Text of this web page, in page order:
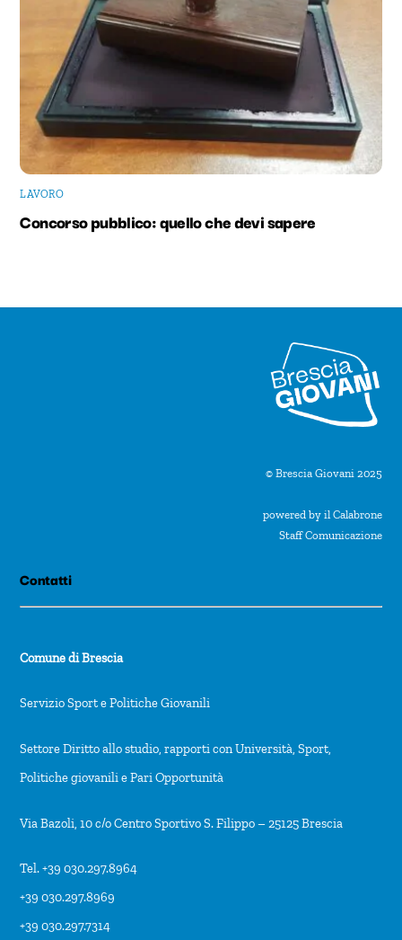
LAVORO
Concorso pubblico: quello che devi sapere
© Brescia Giovani 2025
powered by il Calabrone
Staff Comunicazione
Contatti
Comune di Brescia
Servizio Sport e Politiche Giovanili
Settore Diritto allo studio, rapporti con Università, Sport,
Politiche giovanili e Pari Opportunità
Via Bazoli, 10 c/o Centro Sportivo S. Filippo – 25125 Brescia
Tel. +39 030.297.8964
+39 030.297.8969
+39 030.297.7314